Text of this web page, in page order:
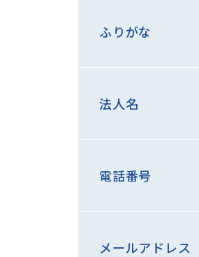
ふりがな
法人名
電話番号
メールアドレス